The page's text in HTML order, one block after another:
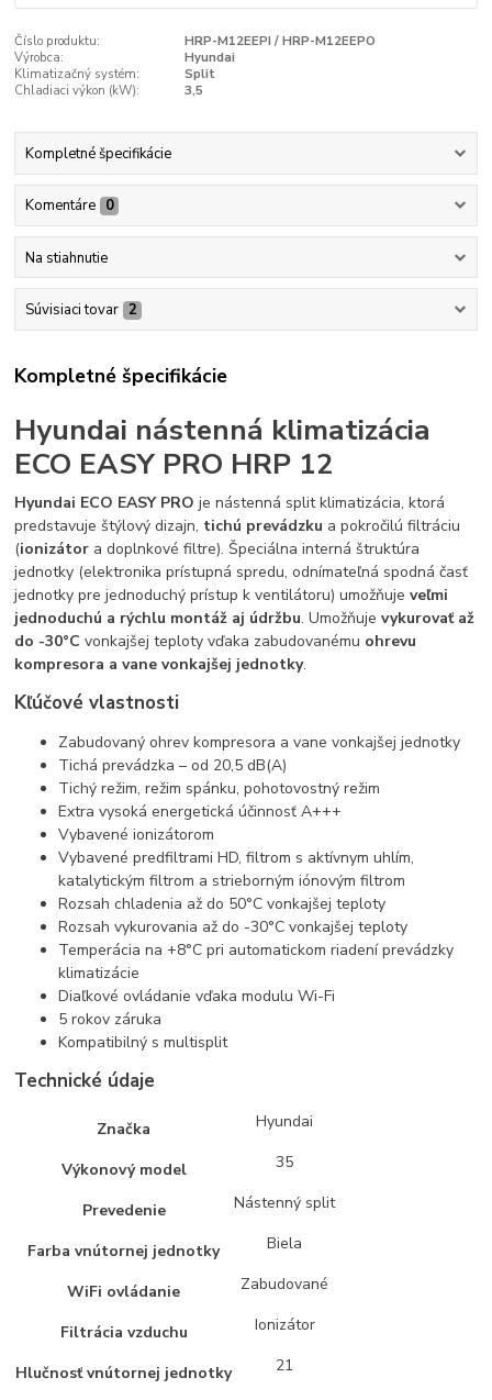
Číslo produktu:
HRP-M12EEPI / HRP-M12EEPO
Výrobca:
Hyundai
Klimatizačný systém:
Split
Chladiaci výkon (kW):
3,5
Kompletné špecifikácie
Komentáre 0
Na stiahnutie
Súvisiaci tovar 2
Kompletné špecifikácie
Hyundai nástenná klimatizácia
ECO EASY PRO HRP 12
Hyundai ECO EASY PROje nástenná split klimatizácia, ktorá
predstavuje štýlový dizajn, tichú prevádzku a pokročilú filtráciu
(ionizátor a doplnkové filtre). Špeciálna interná štruktúra
jednotky (elektronika prístupná spredu, odnímateľná spodná časť
jednotky pre jednoduchý prístup k ventilátoru) umožňujeveľmi
jednoduchú a rýchlu montáž aj údržbu. Umožňujevykurovať až
do -30°Cvonkajšej teploty vďaka zabudovanému ohrevu
kompresora a vane vonkajšej jednotky.
Kľúčové vlastnosti
Zabudovaný ohrev kompresora a vane vonkajšej jednotky
Tichá prevádzka – od 20,5 dB(A)
Tichý režim, režim spánku, pohotovostný režim
Extra vysoká energetická účinnosť A+++
Vybavené ionizátorom
Vybavené predfiltrami HD, filtrom s aktívnym uhlím,
katalytickým filtrom a strieborným iónovým filtrom
Rozsah chladenia až do 50°C vonkajšej teploty
Rozsah vykurovania až do -30°C vonkajšej teploty
Temperácia na +8°C pri automatickom riadení prevádzky
klimatizácie
Diaľkové ovládanie vďaka modulu Wi-Fi
5 rokov záruka
Kompatibilný s multisplit
Technické údaje
Značka Hyundai
Výkonový model 35
Prevedenie Nástenný split
Farba vnútornej jednotky Biela
WiFi ovládanie Zabudované
Filtrácia vzduchu Ionizátor
Hlučnosť vnútornej jednotky
21